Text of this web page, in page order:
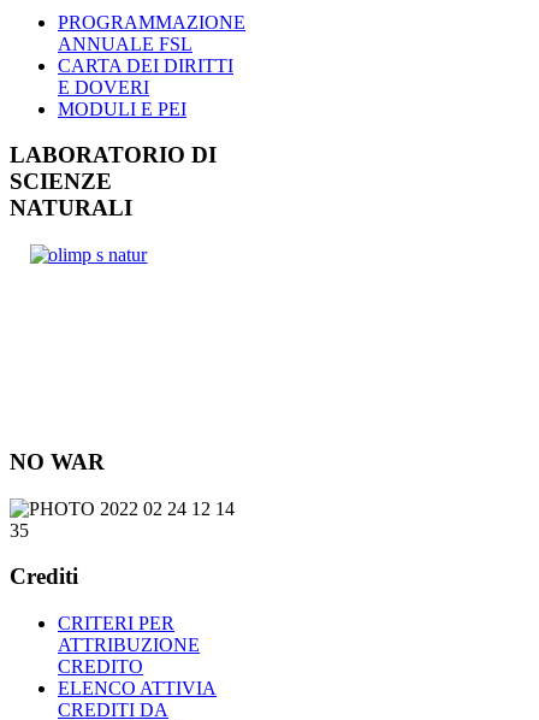
PROGRAMMAZIONE
ANNUALE FSL
CARTA DEI DIRITTI
E DOVERI
MODULI E PEI
LABORATORIO DI
SCIENZE
NATURALI
NO WAR
Crediti
CRITERI PER
ATTRIBUZIONE
CREDITO
ELENCO ATTIVIA
CREDITI DA